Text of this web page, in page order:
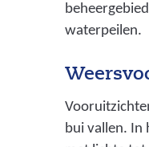
waterpeilen.
bui vallen. In